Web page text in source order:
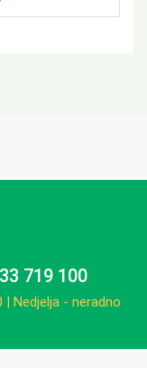
719 100
| Nedjelja - neradno